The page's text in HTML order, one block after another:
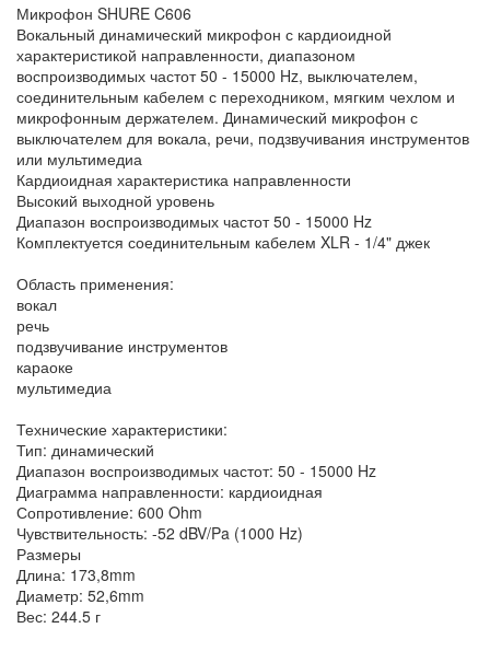
Микрофон SHURE C606
Вокальный динамический микрофон с кардиоидной
характеристикой направленности, диапазоном
воспроизводимых частот 50 - 15000 Hz, выключателем,
соединительным кабелем с переходником, мягким чехлом и
микрофонным держателем. Динамический микрофон с
выключателем для вокала, речи, подзвучивания инструментов
или мультимедиа
Кардиоидная характеристика направленности
Высокий выходной уровень
Диапазон воспроизводимых частот 50 - 15000 Hz
Комплектуется соединительным кабелем XLR - 1/4" джек
Область применения:
вокал
речь
подзвучивание инструментов
караоке
мультимедиа
Технические характеристики:
Тип: динамический
Диапазон воспроизводимых частот: 50 - 15000 Hz
Диаграмма направленности: кардиоидная
Сопротивление: 600 Ohm
Чувствительность: -52 dBV/Pa (1000 Hz)
Размеры
Длина: 173,8mm
Диаметр: 52,6mm
Вес: 244.5 г